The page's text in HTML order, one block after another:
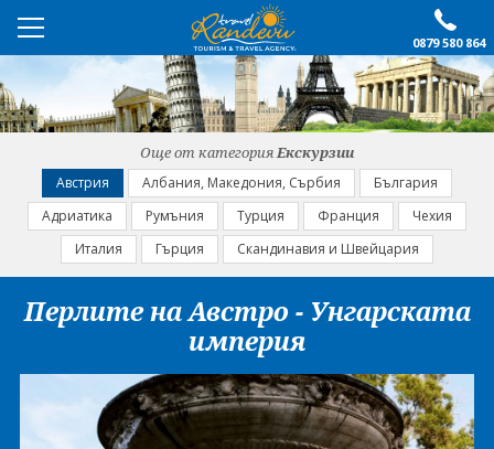
0879 580 864
ПРЕПОРЪЧАНО
ЕКСКУРЗИИ
ПОЧИВКИ
Контакти
Условия за записване
данни
Документи
ПОСЛЕДВАЙТЕ НИ
Още от категорияЕкскурзии
Австрия Албания, Македония, Сърбия
България
Адриатика
Румъния Турция Франция
Чехия
Италия
Гърция Скандинавия и Швейцария
Перлите на Австро - Унгарската
империя